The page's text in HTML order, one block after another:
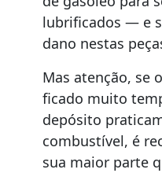
lubrificados — e
dano nestas
Mas atenção, se
ficado muito
depósito
combustível, é
sua maior parte